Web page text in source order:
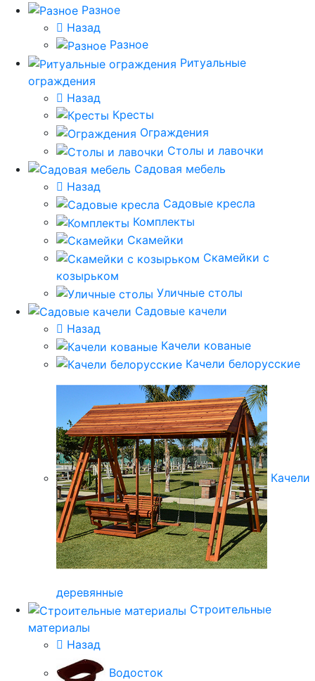
Разное
Назад
Разное
Ритуальные
ограждения
Назад
Кресты
Ограждения
Столы и лавочки
Садовая мебель
Назад
Садовые кресла
Комплекты
Скамейки
Скамейки с
козырьком
Уличные столы
Садовые качели
Назад
Качели кованые
Качели белорусские
Качели
деревянные
Строительные
материалы
Назад
Водосток